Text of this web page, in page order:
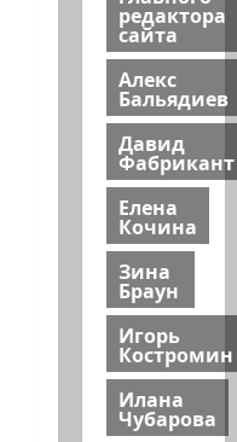
редактора
сайта
Алекс
Бальядиев
Давид
Фабрикант
Елена
Кочина
Зина
Браун
Игорь
Костромин
Илана
Чубарова